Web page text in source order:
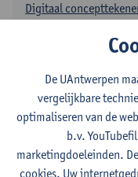
Digitaal
Bachelor
ontwerpen
In bachelor 3 wordt het
De UAntwerpen
vergelijkbare
optimaliseren van de
b.v.
marketingdoeleinden.
cookies. Uw